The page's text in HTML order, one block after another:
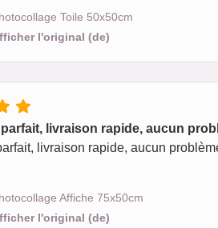
Toile 50x50cm
l'original (de)
livraison rapide, aucun
livraison rapide, aucun
Affiche 75x50cm
l'original (de)